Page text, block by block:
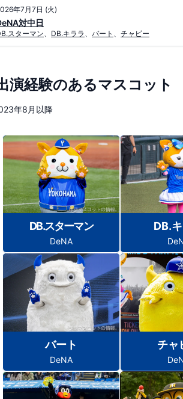
年7月7日 (火)
対中日
スターマン、 DB.キララ 、 バート 、 チャピー
演経験のあるマスコット
年8月以降
DB.スターマン
DeNA
DB.
バート
DeNA
チャ